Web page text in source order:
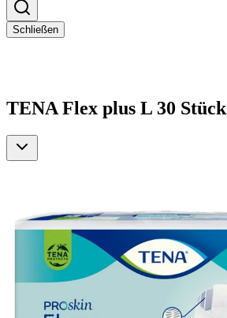
Schließen
TENA Flex plus L 30 Stück